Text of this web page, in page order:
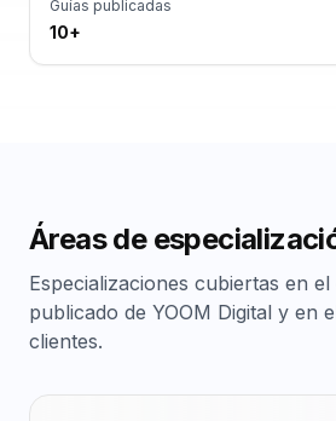
Guías publicadas
10+
Áreas de
Especializaciones cubiertas en
publicado de YOOM Digital y en
clientes.